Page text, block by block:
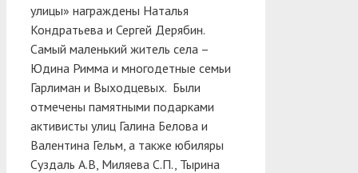
улицы» награждены Наталья
Кондратьева и Сергей Дерябин.
Самый маленький житель села –
Юдина Римма и многодетные семьи
Гарлиман и Выходцевых. Были
отмечены памятными подарками
активисты улиц Галина Белова и
Валентина Гельм, а также юбиляры
Суздаль А.В, Миляева С.П., Тырина